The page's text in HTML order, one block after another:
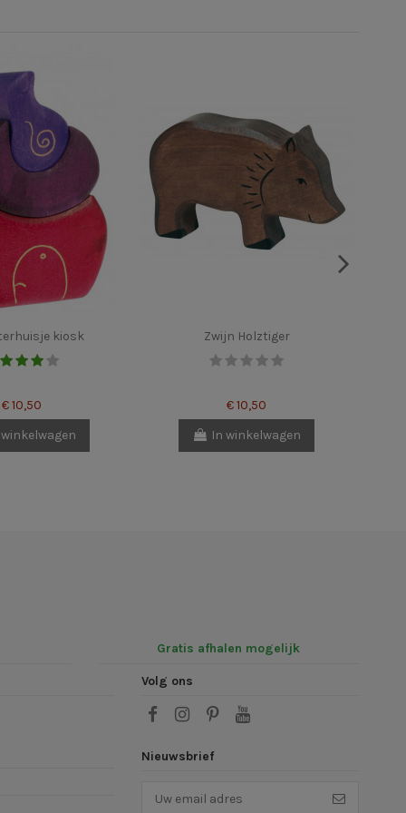
kiosk
€ 10,50
Zwijn Holztiger
€ 10,50
In winkelwagen
Gratis afhalen mogelijk
Volg ons
Nieuwsbrief